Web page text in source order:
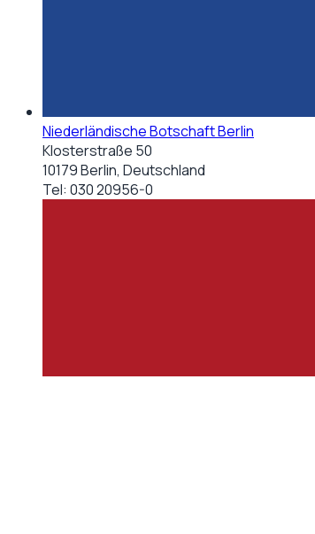
Niederländische Botschaft Berlin
Klosterstraße 50
10179 Berlin, Deutschland
Tel: 030 20956-0